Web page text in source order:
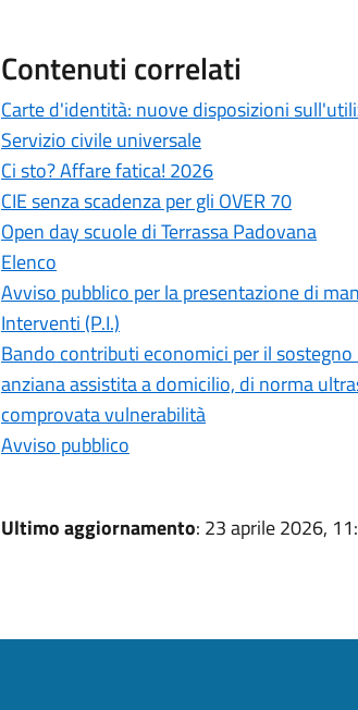
Contenuti correlati
Carte d'identità: nuove disposizioni
Servizio civile universale
Ci sto? Affare fatica! 2026
CIE senza scadenza per gli OVER 70
Open day scuole di Terrassa Padovana
Elenco
Avviso pubblico per la presentazione di
Interventi (P.I.)
Bando contributi economici per il
anziana assistita a domicilio, di norma
comprovata vulnerabilità
Avviso pubblico
Ultimo aggiornamento: 23 aprile 2026,